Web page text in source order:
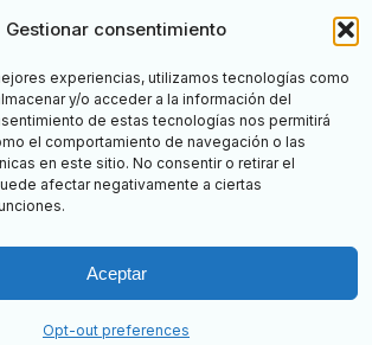
Gestionar consentimiento
experiencias, utilizamos tecnologías como
y/o acceder a la información del
de estas tecnologías nos permitirá
el comportamiento de navegación o las
en este sitio. No consentir o retirar el
afectar negativamente a ciertas
Aceptar
Opt-out preferences
aprendizaje que los
Facebook
Twitter
Nuevos Aprendizajes